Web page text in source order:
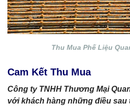
Thu Mua Phế Liệu
Cam Kết Thu Mua
Công ty TNHH Thương Mại
với khách hàng những điều sau